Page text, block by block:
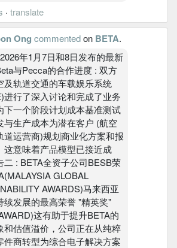
· translate
Ong commentedon BETA.
年1月7日和8日发布的最新
与Pecca的合作进度 : 双方
及轨道交通的车载娱乐系统
进行了深入讨论和完成了业务
下一个阶段计划成本基准测试
与生产成本为潜在客户 (航空
道运营商)规划商业化方案和报
这意味着产品模型已接近成
二 : BETA全资子公司BESB荣
GLOBAL
AWARDS)马来西亚
续发展的最高荣誉 "精英奖"
这有助于提升BETA的
和估值溢价，公司正在从纯粹
件商转型为综合电子解决方案